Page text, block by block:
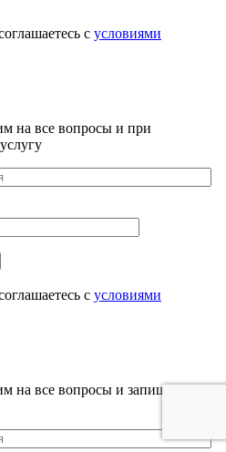
с условиями
на все вопросы и при
с условиями
на все вопросы и запишем на